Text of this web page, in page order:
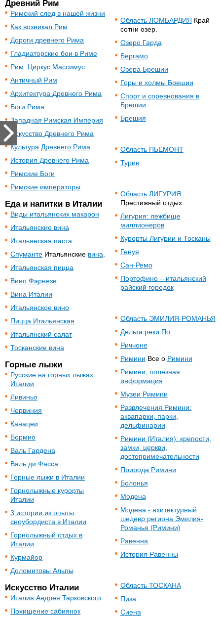
Древний Рим
Римский след в нашей жизни
Как возникал Рим
Дороги древнего Рима
Гладиаторские бои в Риме
Рим. Циркус Массимус
Античный Рим
Архитектура Древнего Рима
Боги Рима
Западная Римская Империя
Искусство Древнего Рима
Культура Древнего Рима
История Древнего Рима
Римские Боги
Римские императоры
Еда и напитки в Италии
Виды итальянских макарон
Итальянские вина
Итальянская паста
Спуманте Итальянские вина
Итальянская пицца
Вино Фарнезе
Вина Италии
Итальянское вино
Пицца Итальянская
Итальянский салат
Тосканские вина
Горные лыжи
Русские на горных лыжах
Италии
Ливиньо
Червиния
Канацеи
Бормио
Валь Гардена
Валь ди Фасса
Горные лыжи в Италии
Горнолыжные курорты
Италии
3 истории из опыты
сноубордиста в Италии
Горнолыжный отдых в
Италии
Курмайор
Доломитовы Альпы
Искусство Италии
Италия Андрея Тарковского
Похищение сабиянок
Область ЛОМБАРДИЯ Край
сотни озер.
Озеро Гарда
Бергамо
Озера Брешии
Горы и холмы Брешии
Спорт и соревнования в
Брешии
Брешия
Область ПЬЕМОНТ
Турин
Область ЛИГУРИЯ
Престижный отдых.
Лигурия: лежбище
миллионеров
Курорты Лигурии и Тосканы
Генуя
Сан-Ремо
Портофино – итальянский
райский городок
Область ЭМИЛИЯ-РОМАНЬЯ
Дельта реки По
Риччоне
Римини Все о Римини
Римини, полезная
информация
Музеи Римини
Развлечения Римини:
аквапарки, парки,
дельфинарии
Римини (Италия): крепости,
замки, церкви,
достопримечательности
Природа Римини
Болонья
Модена
Модена - ахитектурный
шедевр региона Эмилия-
Романья (Римини)
Равенна
История Равенны
Область ТОСКАНА
Пиза
Сиена